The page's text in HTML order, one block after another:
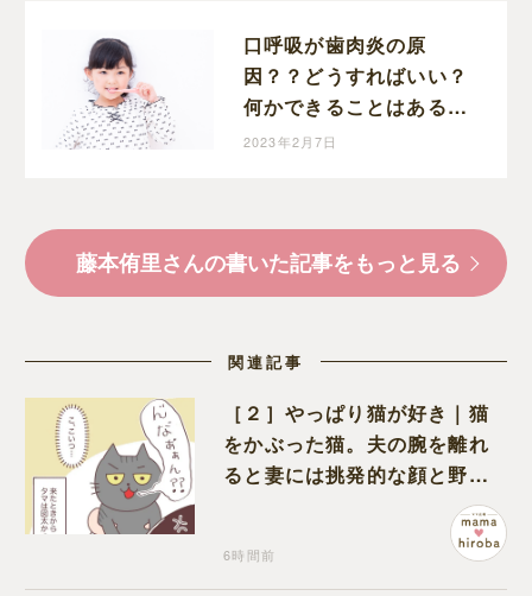
口呼吸が歯肉炎の原
因？？どうすればいい？
何かできることはある？
歯科医師藤本先生に伺い
2023年2月7日
藤本侑里さんの書いた記事をもっと見る
関連記事
［２］やっぱり猫が好き｜猫
をかぶった猫。夫の腕を離れ
ると妻には挑発的な顔と野太
6時間前